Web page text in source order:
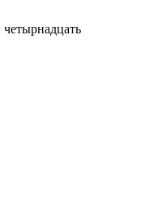
четырнадцать